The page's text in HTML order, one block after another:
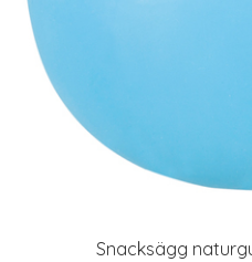
Snacksägg